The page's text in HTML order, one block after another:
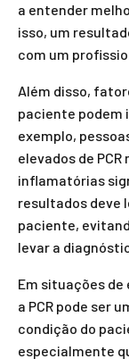
a entender
isso, um
com um
Além disso,
paciente podem
exemplo,
elevados de
inflamatórias
resultados deve
paciente,
levar a
Em situações de
a PCR pode ser
condição do
especialmente